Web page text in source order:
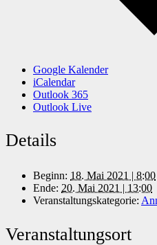
Google Kalender
iCalendar
Outlook 365
Outlook Live
Details
Beginn: 18. Mai 2021 | 8:00
Ende: 20. Mai 2021 | 13:00
Veranstaltungskategorie:
Veranstaltungsort